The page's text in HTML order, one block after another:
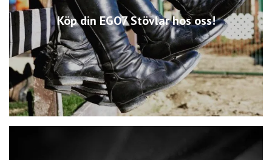
Köp din EGO7 Stövlar hos oss!